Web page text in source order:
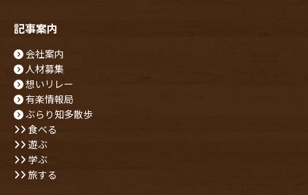
記事案内
会社案内
人材募集
想いリレー
有楽情報局
ぶらり知多散歩
食べる
遊ぶ
学ぶ
旅する